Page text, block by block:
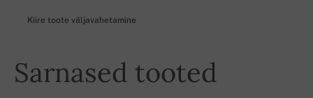
Kiire toote väljavahetamine
Sarnased tooted